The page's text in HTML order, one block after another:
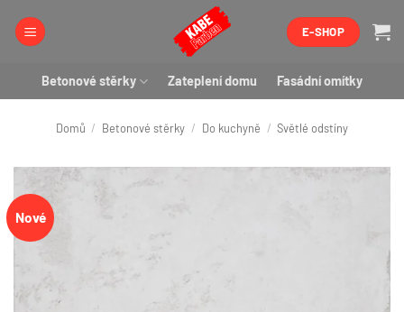
E-SHOP
Betonové stěrky Zateplení domu Fasádní omítky
Domů / Betonové stěrky / Do kuchyně / Světlé odstíny
Nové